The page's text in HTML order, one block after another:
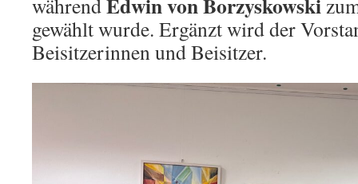
während
gewählt wurde. Ergänzt wird der
Beisitzerinnen und Beisitzer.